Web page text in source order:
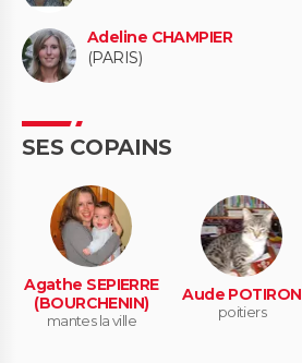
Adeline CHAMPIER
(PARIS)
SES COPAINS
Agathe SEPIERRE
(BOURCHENIN)
mantes la ville
Aude POTIRON
poitiers